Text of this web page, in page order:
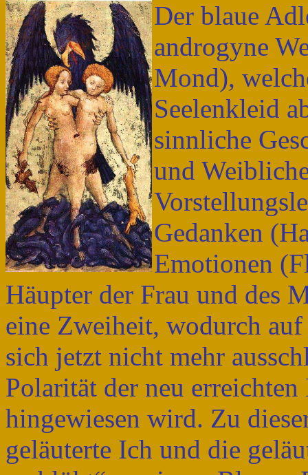
Der blaue
androgyne
Mond),
Seelenkleid
sinnliche
und
Gedanken
Emotionen
Häupter der Frau und des
eine Zweiheit, wodurch
sich jetzt nicht mehr
Polarität der neu erreichten
hingewiesen wird. Zu
geläuterte Ich und die